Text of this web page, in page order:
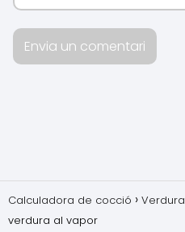
Calculadora de cocció Verdura
verdura al vapor